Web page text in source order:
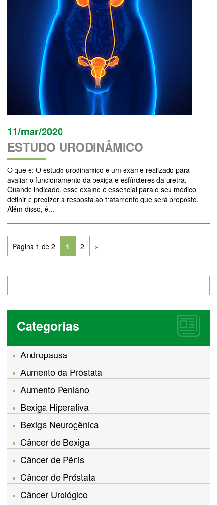
11/mar/2020
ESTUDO URODINÂMICO
O que é: O estudo urodinâmico é um exame realizado para
avaliar o funcionamento da bexiga e esfíncteres da uretra.
Quando indicado, esse exame é essencial para o seu médico
definir e predizer a resposta ao tratamento que será proposto.
Além disso, é...
Página 1 de 2 1 2 »
Categorias
Andropausa
Aumento da Próstata
Aumento Peniano
Bexiga Hiperativa
Bexiga Neurogênica
Câncer de Bexiga
Câncer de Pênis
Câncer de Próstata
Câncer Urológico